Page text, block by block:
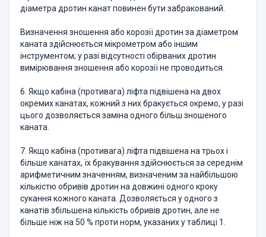
діаметра дротин канат повинен бути забракований.
Визначення зношення або корозії дротин за діаметром
каната здійснюється мікрометром або іншим
інструментом; у разі відсутності обірваних дротин
вимірювання зношення або корозії не проводиться.
6. Якщо кабіна (противага) ліфта підвішена на двох
окремих канатах, кожний з них бракується окремо, у разі
цього дозволяється заміна одного більш зношеного
каната.
7. Якщо кабіна (противага) ліфта підвішена на трьох і
більше канатах, їх бракування здійснюється за середнім
арифметичним значенням, визначеним за найбільшою
кількістю обривів дротин на довжині одного кроку
сукання кожного каната. Дозволяється у одного з
канатів збільшена кількість обривів дротин, але не
більше ніж на 50 % проти норм, указаних у таблиці 1.